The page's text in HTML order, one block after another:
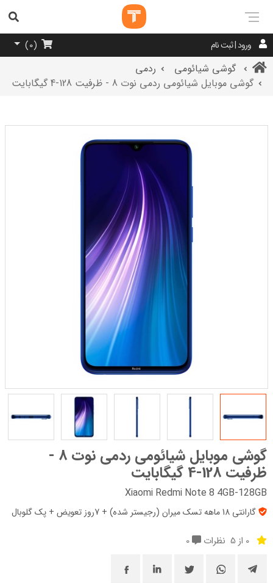
ورود | ثبت نام (
0
)
گوشی شیائومی
ردمی
گوشی موبایل شیائومی ردمی نوت 8 - ظرفیت 128-4 گیگابایت
گوشی موبایل شیائومی ردمی نوت 8 -
ظرفیت 128-4 گیگابایت
Xiaomi Redmi Note 8 4GB-128GB
گارانتی 18 ماهه تسک میران (رجیستر شده) + 7روز تعویض + پک‌ گلوبال
0 از 5 نظرات